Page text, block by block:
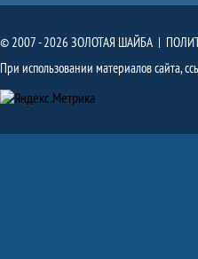
© 2007 - 2026 ЗОЛОТАЯ ШАЙБА |
При использовании материалов сайта,